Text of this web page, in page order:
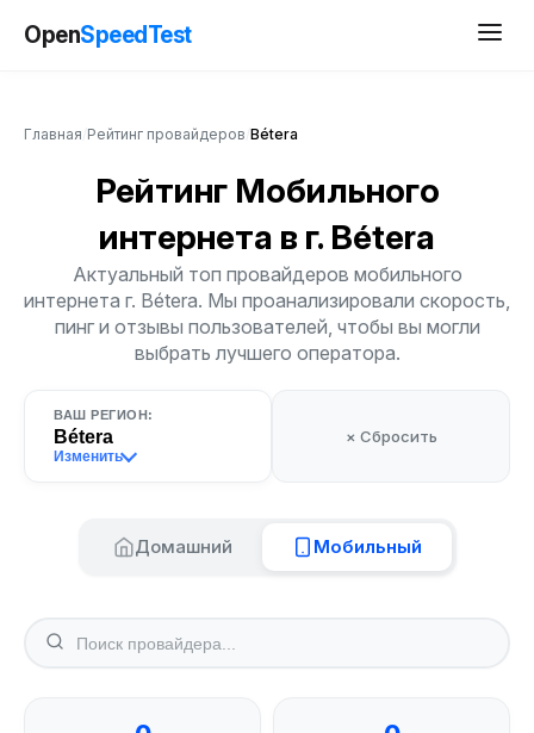
OpenSpeedTest
Главная Рейтинг провайдеров Bétera
Рейтинг Мобильного
интернета в г. Bétera
Актуальный топ провайдеров мобильного
интернета г. Bétera. Мы проанализировали скорость,
пинг и отзывы пользователей, чтобы вы могли
выбрать лучшего оператора.
ВАШ РЕГИОН:
Bétera
Изменить
× Сбросить
Домашний Мобильный